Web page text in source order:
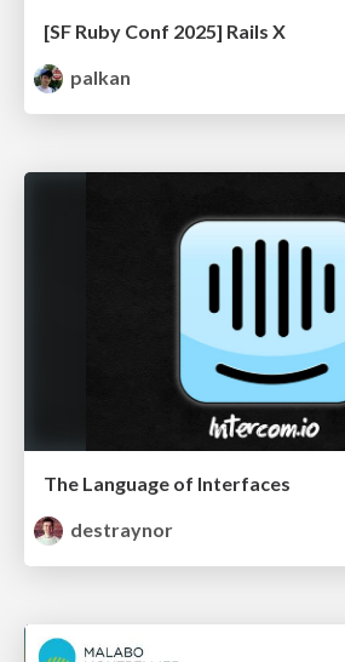
[SF Ruby Conf 2025] Rails X
palkan
The Language of Interfaces
destraynor